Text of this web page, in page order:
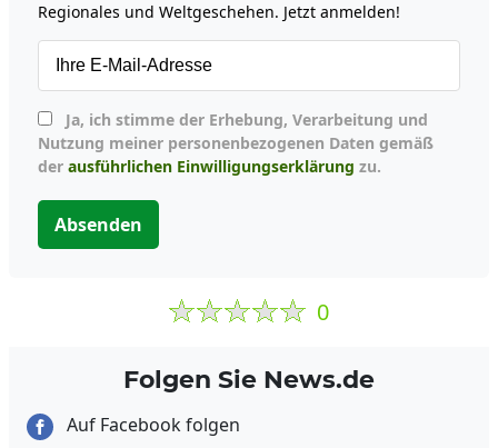
Regionales und Weltgeschehen. Jetzt anmelden!
Nutzung meiner personenbezogenen Daten gemäß
der ausführlichen Einwilligungserklärung zu.
Absenden
0
Folgen Sie News.de
Auf Facebook folgen